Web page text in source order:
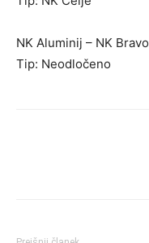
NK Aluminij – NK Bravo
Tip: Neodločeno